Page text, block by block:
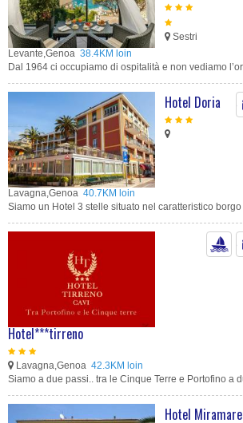
Sestri
Levante,Genoa 38.4KM loin
Dal 1964 ci occupiamo di ospitalità e non vediamo
Hotel Doria
Lavagna,Genoa 40.7KM loin
Siamo un Hotel 3 stelle situato nel caratteristico borgo
Hotel***tirreno
Lavagna,Genoa 42.3KM loin
Siamo a due passi.. tra le Cinque Terre e Portofino a
Hotel Miramare